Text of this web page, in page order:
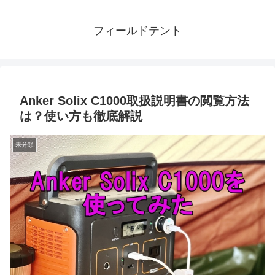
フィールドテント
Anker Solix C1000取扱説明書の閲覧方法
は？使い方も徹底解説
未分類